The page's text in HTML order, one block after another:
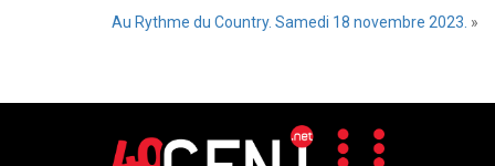
Au Rythme du Country. Samedi 18 novembre 2023. »